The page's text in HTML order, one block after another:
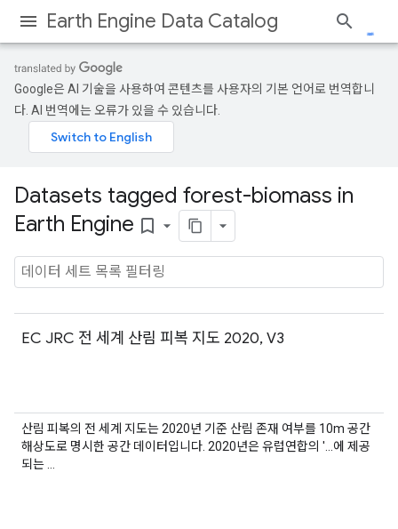
Earth Engine Data Catalog
Google은 AI 기술을 사용하여 콘텐츠를 사용자의 기본 언어로 번역합니
다. AI 번역에는 오류가 있을 수 있습니다.
Datasets tagged forest-biomass in
Earth Engine bookmark_border
EC JRC 전 세계 산림 피복 지도 2020, V3
산림 피복의 전 세계 지도는 2020년 기준 산림 존재 여부를 10m 공간
해상도로 명시한 공간 데이터입니다. 2020년은 유럽연합의 '…에 제공
되는 …